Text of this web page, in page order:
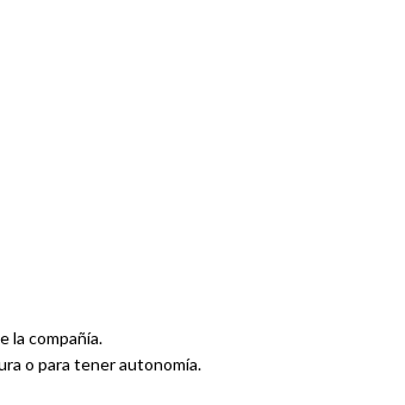
la compañía.
o para tener autonomía.